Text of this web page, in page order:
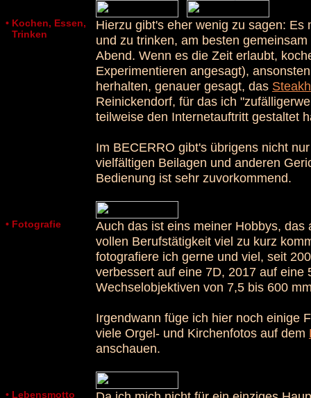
• Kochen, Essen,
Trinken
Hierzu gibt's eher wenig zu sagen:
und zu trinken, am besten
Abend. Wenn es die Zeit erlaubt,
Experimentieren angesagt),
herhalten, genauer gesagt, das
Reinickendorf, für das ich
teilweise den Internetauftritt gestaltet
Im BECERRO gibt's übrigens nicht
vielfältigen Beilagen und anderen
Bedienung ist sehr zuvorkommend.
• Fotografie
Auch das ist eins meiner Hobbys,
vollen Berufstätigkeit viel zu kurz
fotografiere ich gerne und viel, seit
verbessert auf eine 7D, 2017 auf eine
Wechselobjektiven von 7,5 bis 600
Irgendwann füge ich hier noch einige
viele Orgel- und Kirchenfotos auf dem
anschauen.
• Lebensmotto